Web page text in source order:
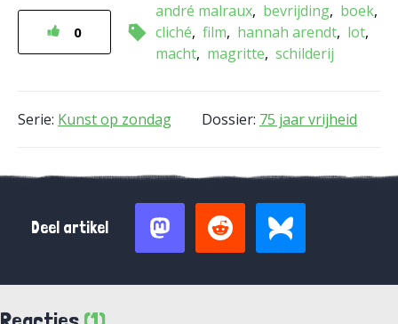
0
andré malraux bevrijding boek
cliché film hannah arendt lot
macht magritte schilderij
Serie: Kunst op zondag Dossier: 75 jaar vrijheid
Deel artikel